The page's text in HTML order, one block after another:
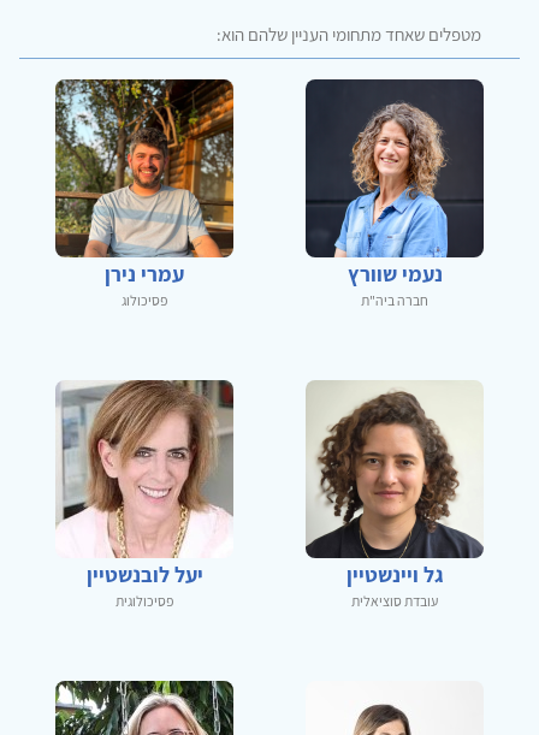
מטפלים שאחד מתחומי העניין שלהם הוא:
נעמי שוורץ
חברה ביה"ת
עמרי נירן
פסיכולוג
גל ויינשטיין
עובדת סוציאלית
יעל לובנשטיין
פסיכולוגית